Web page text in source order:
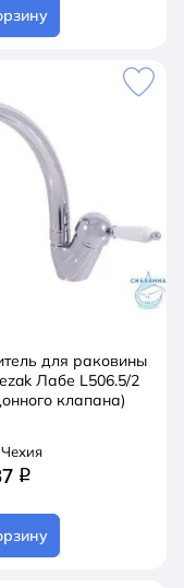
для раковины
Лабе L506.5/2
клапана)
Чехия
q